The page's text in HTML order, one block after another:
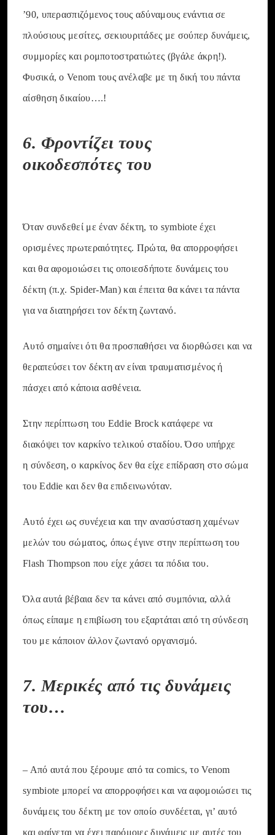
’90, υπερασπιζόμενος τους αδύναμους ενάντια σε
πλούσιους μεσίτες, σεκιουριτάδες με σούπερ δυνάμεις,
συμμορίες και ρομποτοστρατιώτες (βγάλε άκρη!).
Φυσικά, ο Venom τους ανέλαβε με τη δική του πάντα
αίσθηση δικαίου….!
6. Φροντίζει τους
οικοδεσπότες του
Όταν συνδεθεί με έναν δέκτη, το symbiote έχει
ορισμένες πρωτεραιότητες. Πρώτα, θα απορροφήσει
και θα αφομοιώσει τις οποιεσδήποτε δυνάμεις του
δέκτη (π.χ. Spider-Man) και έπειτα θα κάνει τα πάντα
για να διατηρήσει τον δέκτη ζωντανό.
Αυτό σημαίνει ότι θα προσπαθήσει να διορθώσει και να
θεραπεύσει τον δέκτη αν είναι τραυματισμένος ή
πάσχει από κάποια ασθένεια.
Στην περίπτωση του Eddie Brock κατάφερε να
διακόψει τον καρκίνο τελικού σταδίου. Όσο υπήρχε
η σύνδεση, ο καρκίνος δεν θα είχε επίδραση στο σώμα
του Eddie και δεν θα επιδεινωνόταν.
Αυτό έχει ως συνέχεια και την ανασύσταση χαμένων
μελών του σώματος, όπως έγινε στην περίπτωση του
Flash Thompson που είχε χάσει τα πόδια του.
Όλα αυτά βέβαια δεν τα κάνει από συμπόνια, αλλά
όπως είπαμε η επιβίωση του εξαρτάται από τη σύνδεση
του με κάποιον άλλον ζωντανό οργανισμό.
7. Μερικές από τις δυνάμεις
του…
– Από αυτά που ξέρουμε από τα comics, το Venom
symbiote μπορεί να απορροφήσει και να αφομοιώσει τις
δυνάμεις του δέκτη με τον οποίο συνδέεται, γι’ αυτό
και φαίνεται να έχει παρόμοιες δυνάμεις με αυτές του